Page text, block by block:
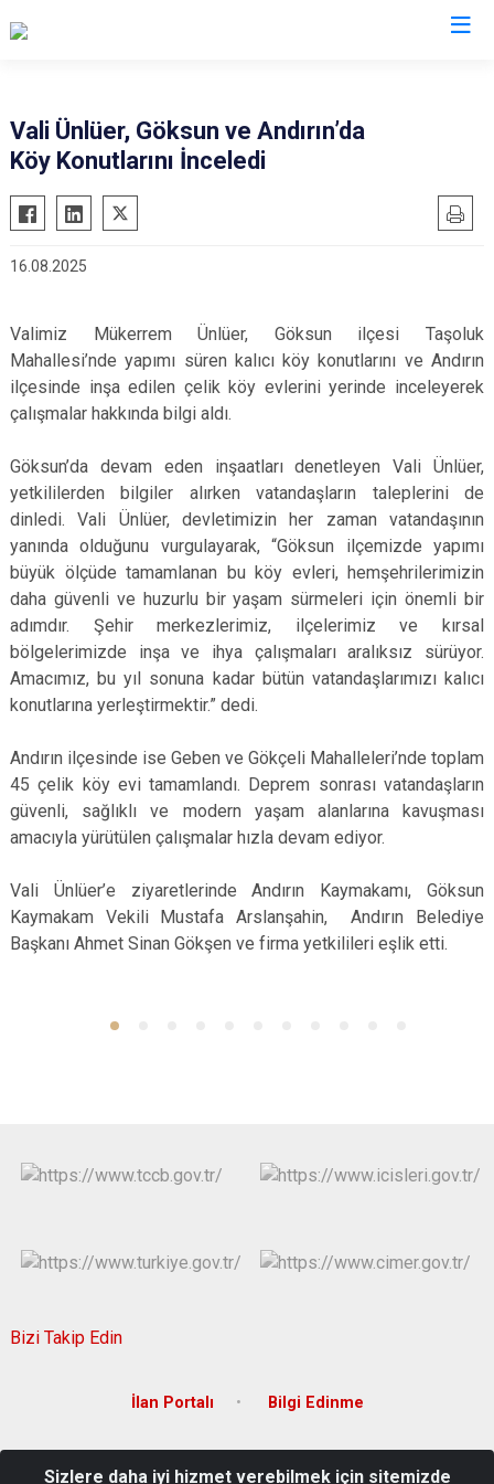
Vali Ünlüer, Göksun ve Andırın’da
Köy Konutlarını İnceledi
16.08.2025
Valimiz Mükerrem Ünlüer, Göksun ilçesi Taşoluk
Mahallesi’nde yapımı süren kalıcı köy konutlarını ve Andırın
ilçesinde inşa edilen çelik köy evlerini yerinde inceleyerek
çalışmalar hakkında bilgi aldı.
Göksun’da devam eden inşaatları denetleyen Vali Ünlüer,
yetkililerden bilgiler alırken vatandaşların taleplerini de
dinledi. Vali Ünlüer, devletimizin her zaman vatandaşının
yanında olduğunu vurgulayarak, “Göksun ilçemizde yapımı
büyük ölçüde tamamlanan bu köy evleri, hemşehrilerimizin
daha güvenli ve huzurlu bir yaşam sürmeleri için önemli bir
adımdır. Şehir merkezlerimiz, ilçelerimiz ve kırsal
bölgelerimizde inşa ve ihya çalışmaları aralıksız sürüyor.
Amacımız, bu yıl sonuna kadar bütün vatandaşlarımızı kalıcı
konutlarına yerleştirmektir.” dedi.
Andırın ilçesinde ise Geben ve Gökçeli Mahalleleri’nde toplam
45 çelik köy evi tamamlandı. Deprem sonrası vatandaşların
güvenli, sağlıklı ve modern yaşam alanlarına kavuşması
amacıyla yürütülen çalışmalar hızla devam ediyor.
Vali Ünlüer’e ziyaretlerinde Andırın Kaymakamı, Göksun
Kaymakam Vekili Mustafa Arslanşahin, Andırın Belediye
Başkanı Ahmet Sinan Gökşen ve firma yetkilileri eşlik etti.
Bizi Takip Edin
İlan Portalı Bilgi Edinme
Sizlere daha iyi hizmet verebilmek için sitemizde